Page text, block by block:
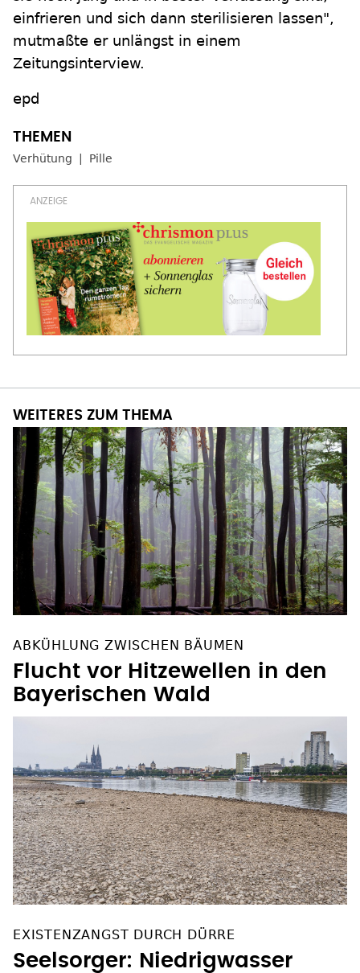
einfrieren und sich dann sterilisieren lassen",
mutmaßte er unlängst in einem
Zeitungsinterview.
epd
Verhütung Pille
WEITERES ZUM THEMA
ABKÜHLUNG ZWISCHEN BÄUMEN
Flucht vor Hitzewellen in den
Bayerischen Wald
EXISTENZANGST DURCH DÜRRE
Seelsorger: Niedrigwasser